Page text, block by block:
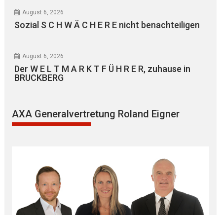
August 6, 2026
Sozial S C H W Ä C H E R E nicht benachteiligen
August 6, 2026
Der W E L T M A R K T F Ü H R E R, zuhause in
BRUCKBERG
AXA Generalvertretung Roland Eigner